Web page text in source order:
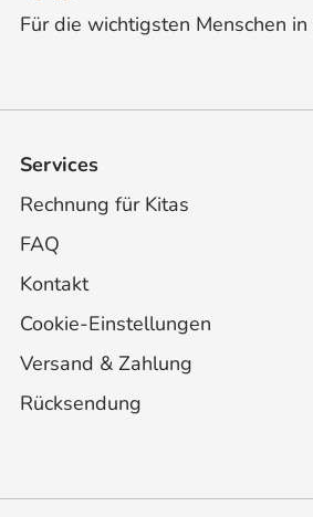
Für die wichtigsten Menschen
Services
Rechnung für Kitas
FAQ
Kontakt
Cookie-Einstellungen
Versand & Zahlung
Rücksendung